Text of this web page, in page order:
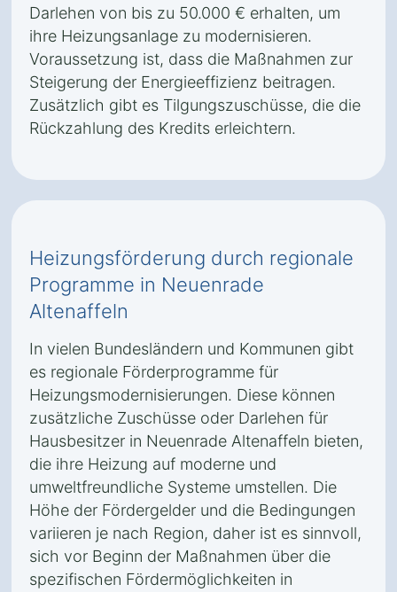
Darlehen von bis zu 50.000 € erhalten, um
ihre Heizungsanlage zu modernisieren.
Voraussetzung ist, dass die Maßnahmen zur
Steigerung der Energieeffizienz beitragen.
Zusätzlich gibt es Tilgungszuschüsse, die die
Rückzahlung des Kredits erleichtern.
Heizungsförderung durch regionale
Programme in Neuenrade
Altenaffeln
In vielen Bundesländern und Kommunen gibt
es regionale Förderprogramme für
Heizungsmodernisierungen. Diese können
zusätzliche Zuschüsse oder Darlehen für
Hausbesitzer in Neuenrade Altenaffeln bieten,
die ihre Heizung auf moderne und
umweltfreundliche Systeme umstellen. Die
Höhe der Fördergelder und die Bedingungen
variieren je nach Region, daher ist es sinnvoll,
sich vor Beginn der Maßnahmen über die
spezifischen Fördermöglichkeiten in